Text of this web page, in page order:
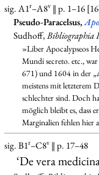
sig. A1r–A8v‖ p. 1–16 [16
Pseudo-Paracelsus,
Sudhoff,Bibliographia
»Liber Apocalypseos
Mundi secreto. etc.,
671) und 1604 in der
meistens mit letzterem
schlechter sind. Doch
möglich bleibt es, dass
Marginalien fehlen hier
sig. B1r–C8v‖ p. 17–48
‘De vera